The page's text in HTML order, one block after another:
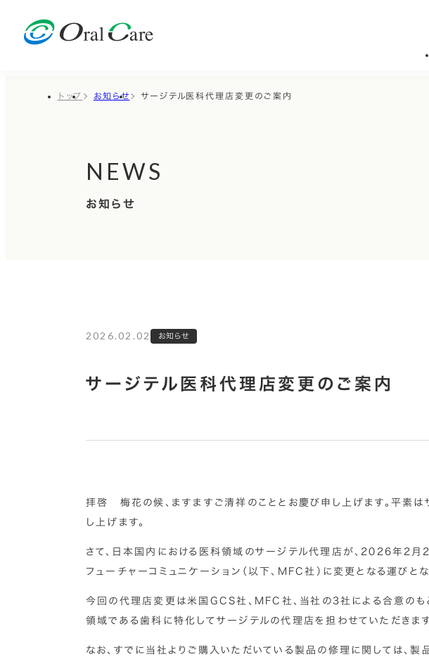
トップ お知らせ サージテル医科代理店変更のご案内
NEWS
お知らせ
2026.02.02 お知らせ
サージテル医科代理店変更のご案内
拝啓 梅花の候、ますますご清祥のこととお慶び申し上げます。平素は
し上げます。
さて、日本国内における医科領域のサージテル代理店が、2026年2月
フューチャーコミュニケーション（以下、MFC社）に変更となる運びとな
今回の代理店変更は米国GCS社、MFC社、当社の3社による合意のも
領域である歯科に特化してサージテルの代理店を担わせていただきます
なお、すでに当社よりご購入いただいている製品の修理に関しては、